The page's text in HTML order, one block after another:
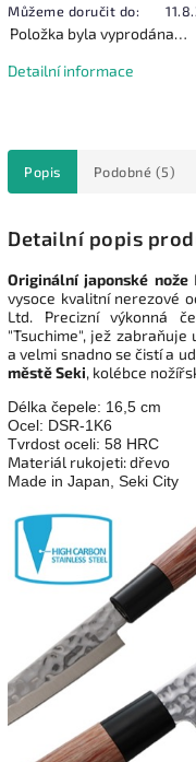
Můžeme doručit do:
Položka byla vyprodána…
Detailní informace
Popis Podobné (5)
Detailní popis
Originální japonské nože
vysoce kvalitní nerezové
Ltd. Precizní výkonná
"Tsuchime", jež
a velmi snadno se čistí a
městě Seki, kolébce
Délka čepele: 16,5 cm
Ocel: DSR-1K6
Tvrdost oceli: 58 HRC
Materiál rukojeti: dřevo
Made in Japan, Seki City